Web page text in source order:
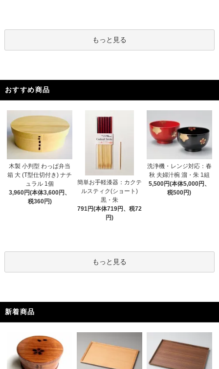
もっと見る
おすすめ商品
木製 小判型 わっぱ弁当
箱 大 (T型仕切付き) ナチ
ュラル 1個
3,960円(本体3,600円、
税360円)
簡単お手軽漆器：カクテ
ルスティク(ショート)
黒・朱
791円(本体719円、税72
円)
洗浄機・レンジ対応：春
秋 夫婦汁椀 溜・朱 1組
5,500円(本体5,000円、
税500円)
もっと見る
新着商品